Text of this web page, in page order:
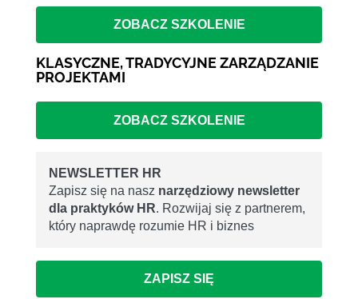
ZOBACZ SZKOLENIE
KLASYCZNE, TRADYCYJNE ZARZĄDZANIE
PROJEKTAMI
ZOBACZ SZKOLENIE
NEWSLETTER HR
Zapisz się na nasz narzędziowy newsletter
dla praktyków HR. Rozwijaj się z partnerem,
który naprawdę rozumie HR i biznes
ZAPISZ SIĘ